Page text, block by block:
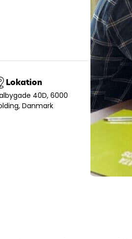
Lokation
40D, 6000
Danmark